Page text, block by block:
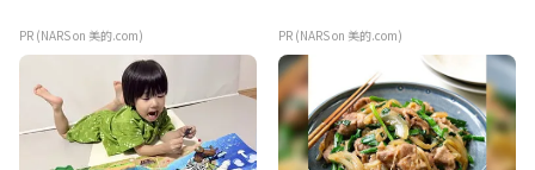
PR (NARS on 美的.com) PR (NARS on 美的.com)